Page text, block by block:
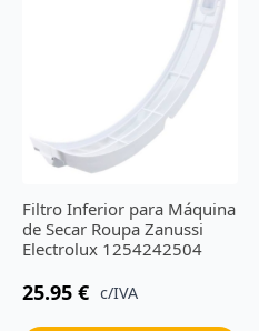
Filtro Inferior para Máquina
de Secar Roupa Zanussi
Electrolux 1254242504
25.95 € c/IVA